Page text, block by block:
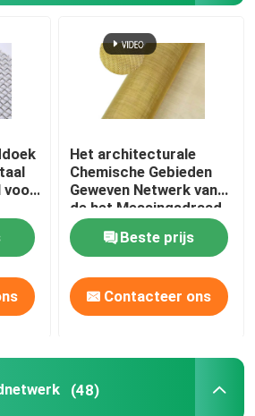
de kettingsverbinding
voor
Het architecturale
Chemische Gebieden
Geweven Netwerk van
de het Messingsdraad
van de Draaddoek
DecoratieveBeste prijs
Contacteer ons
(48)